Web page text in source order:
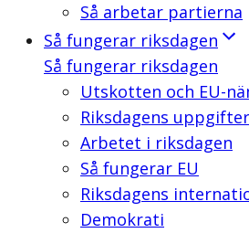
Så arbetar partierna
Så fungerar riksdagen
Så fungerar riksdagen
Utskotten och EU-
Riksdagens uppgifter
Arbetet i riksdagen
Så fungerar EU
Riksdagens
Demokrati